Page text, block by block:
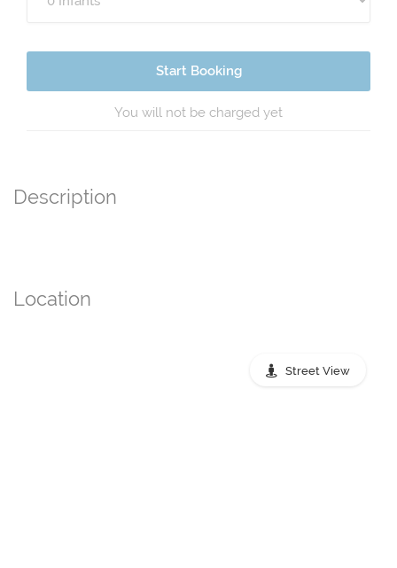
Start Booking
You will not be charged yet
Description
Location
Street View